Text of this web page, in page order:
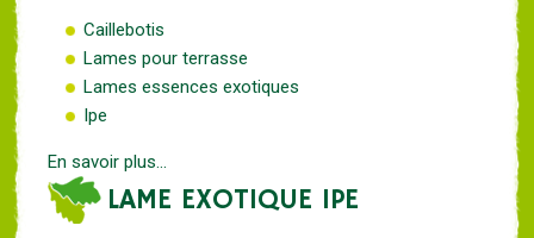
Caillebotis
Lames pour terrasse
Lames essences exotiques
Ipe
En savoir plus...
LAME EXOTIQUE IPE